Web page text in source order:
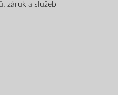
záruk a služeb